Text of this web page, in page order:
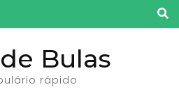
Bulas
rápido